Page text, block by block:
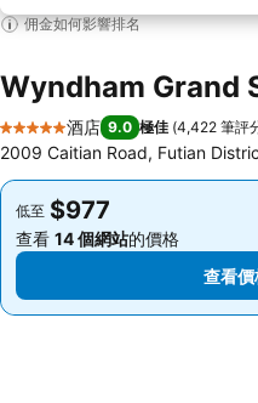
佣金如何影響排名
Wyndham Grand
5 星級
酒店 9.0 極佳 (4,422 筆評
2009 Caitian Road, Futian
低至 $977
查看 14 個網站的價格
查
低至 $977
查看 14 個網站的價格
查看價